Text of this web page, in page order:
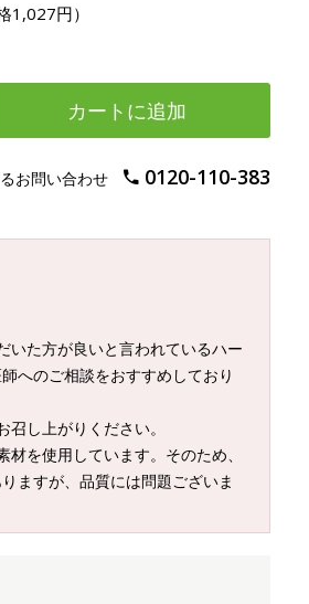
1,027円）
カートに追加
お問い合わせ 0120-110-383
いた方が良いと言われているハー
へのご相談をおすすめしており
し上がりください。
を使用しています。そのため、
ますが、品質には問題ございま